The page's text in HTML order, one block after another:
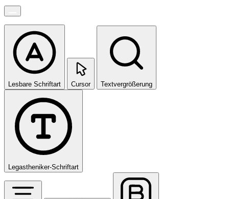
Lesbare Schriftart Cursor Textvergrößerung
Legastheniker-Schriftart